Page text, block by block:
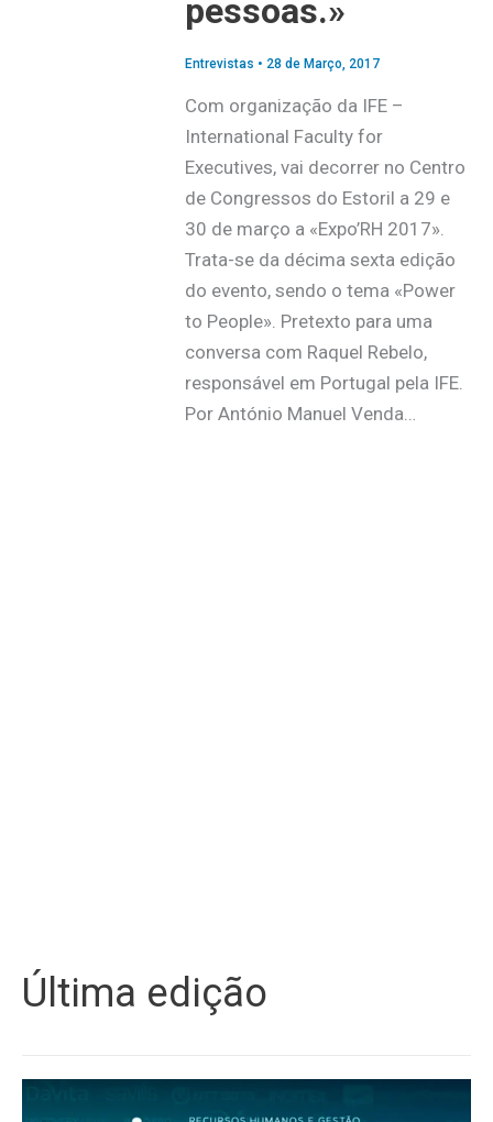
pessoas.»
Entrevistas • 28 de Março, 2017
Com organização da IFE –
International Faculty for
Executives, vai decorrer no Centro
de Congressos do Estoril a 29 e
30 de março a «Expo’RH 2017».
Trata-se da décima sexta edição
do evento, sendo o tema «Power
to People». Pretexto para uma
conversa com Raquel Rebelo,
responsável em Portugal pela IFE.
Por António Manuel Venda…
Última edição